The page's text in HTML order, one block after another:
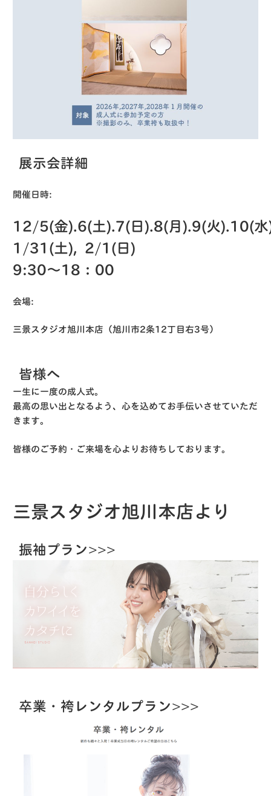
展示会詳細
開催日時:
12/5(金).6(土).7(日).8(月).9(火).10(
1/31(土), 2/1(日)
9:30～18：00
会場:
三景スタジオ旭川本店（旭川市2条12丁目右3号）
皆様へ
一生に一度の成人式。
最高の思い出となるよう、心を込めてお手伝いさせていただ
きます。
皆様のご予約・ご来場を心よりお待ちしております。
三景スタジオ旭川本店より
振袖プラン>>>
卒業・袴レンタルプラン>>>